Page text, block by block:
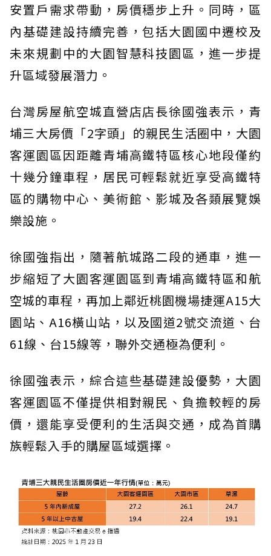
安置戶需求帶動，房價穩步上升。同時，區
內基礎建設持續完善，包括大園國中遷校及
未來規劃中的大園智慧科技園區，進一步提
升區域發展潛力。
台灣房屋航空城直營店店長徐國強表示，青
埔三大房價「2字頭」的親民生活圈中，大園
客運園區因距離青埔高鐵特區核心地段僅約
十幾分鐘車程，居民可輕鬆就近享受高鐵特
區的購物中心、美術館、影城及各類展覽娛
樂設施。
徐國強指出，隨著航城路二段的通車，進一
步縮短了大園客運園區到青埔高鐵特區和航
空城的車程，再加上鄰近桃園機場捷運A15大
園站、A16橫山站，以及國道2號交流道、台
61線、台15線等，聯外交通極為便利。
徐國強表示，綜合這些基礎建設優勢，大園
客運園區不僅提供相對親民、負擔較輕的房
價，還能享受便利的生活與交通，成為首購
族輕鬆入手的購屋區域選擇。